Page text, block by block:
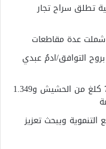
تطلق سراح تجار
عدة مقاطعات
التوافق/ادمُ عبدي
الدرك الوطني توقيف 7 أشخاص وحجز 7.5 كلغ من الحشيش و1.349
التنموية ويبحث تعزيز